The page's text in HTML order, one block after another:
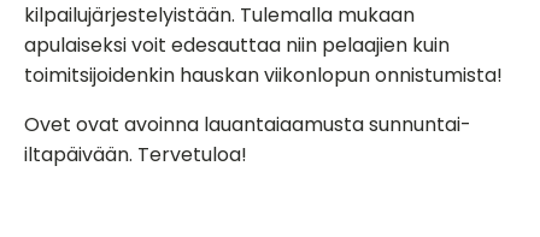
kilpailujärjestelyistään. Tulemalla mukaan
apulaiseksi voit edesauttaa niin pelaajien kuin
toimitsijoidenkin hauskan viikonlopun onnistumista!
Ovet ovat avoinna lauantaiaamusta sunnuntai-
iltapäivään. Tervetuloa!